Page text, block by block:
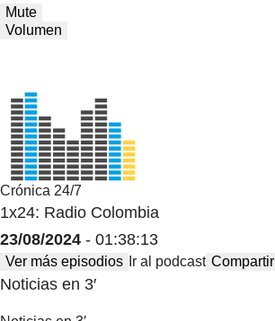
Mute
Volumen
Crónica 24/7
1x24: Radio Colombia
23/08/2024 - 01:38:13
Ver más episodios Ir al podcast Compartir
Noticias en 3′